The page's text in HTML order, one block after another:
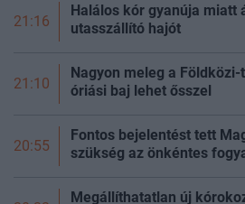
21:16
Halálos kór gyanúja miatt
utasszállító hajót
21:10
Nagyon meleg a
óriási baj lehet ősszel
20:55
Fontos bejelentést tett
szükség az önkéntes
Megállíthatatlan új